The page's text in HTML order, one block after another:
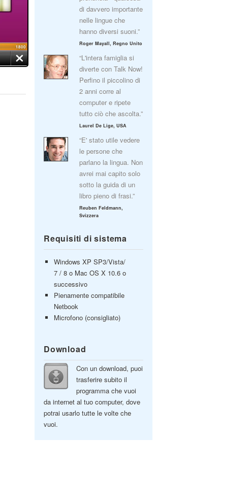
di davvero importante
nelle lingue che
hanno diversi suoni.”
Roger Mayall, Regno Unito
“L'intera famiglia si
diverte con Talk Now!
Perfino il piccolino di
2 anni corre al
computer e ripete
tutto ciò che ascolta.”
Laurel De Lige, USA
“E' stato utile vedere
le persone che
parlano la lingua. Non
avrei mai capito solo
sotto la guida di un
libro pieno di frasi.”
Reuben Feldmann,
Svizzera
Requisiti di sistema
Windows XP SP3/Vista/
7 / 8 o Mac OS X 10.6 o
successivo
Pienamente compatibile
Netbook
Microfono (consigliato)
Download
Con un download, puoi
trasferire subito il
programma che vuoi
da internet al tuo computer, dove
potrai usarlo tutte le volte che
vuoi.